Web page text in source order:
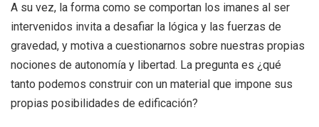
A su vez, la forma como se comportan los imanes al ser
intervenidos invita a desafiar la lógica y las fuerzas de
gravedad, y motiva a cuestionarnos sobre nuestras propias
nociones de autonomía y libertad. La pregunta es ¿qué
tanto podemos construir con un material que impone sus
propias posibilidades de edificación?